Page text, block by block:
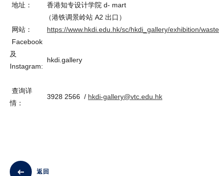
地址：
香港知专设计学院 d- mart
（港铁调景岭站 A2 出口）
网站：
https://www.hkdi.edu.hk/sc/hkdi_gallery/exhibition/
Facebook
及
Instagram:
hkdi.gallery
查询详
情：
3928 2566 / hkdi-gallery@vtc.edu.hk
返回